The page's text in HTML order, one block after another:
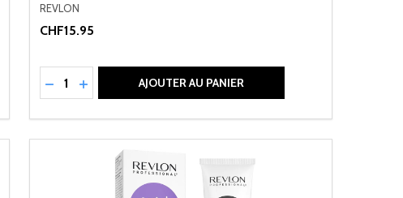
REVLON
CHF15.95
Quantité:
RÉDUIRE LA QUANTITÉ DE UNDEFINED
AUGMENTER LA QUANTITÉ DE UNDEFINED
AJOUTER AU PANIER